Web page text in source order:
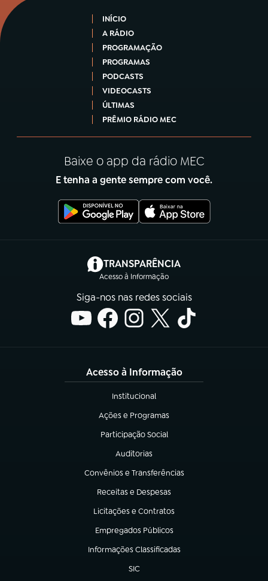
INÍCIO
A RÁDIO
PROGRAMAÇÃO
PROGRAMAS
PODCASTS
VIDEOCASTS
ÚLTIMAS
PRÊMIO RÁDIO MEC
Baixe o app da rádio MEC
E tenha a gente sempre com você.
TRANSPARÊNCIA
Acesso à Informação
(abre em nova aba)
Siga-nos nas redes sociais
Acesso à Informação
Institucional
(abre em nova aba)
Ações e Programas
(abre em nova aba)
Participação Social
(abre em nova aba)
Auditorias
(abre em nova aba)
Convênios e Transferências
(abre em nova aba)
Receitas e Despesas
(abre em nova aba)
Licitações e Contratos
(abre em nova aba)
Empregados Públicos
(abre em nova aba)
Informações Classificadas
(abre em nova aba)
SIC
(abre em nova aba)